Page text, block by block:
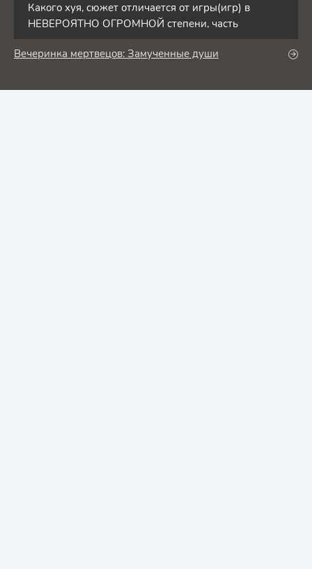
Какого хуя, сюжет отличается от игры(игр) в
НЕВЕРОЯТНО ОГРОМНОЙ степени, часть
Вечеринка мертвецов: Замученные души